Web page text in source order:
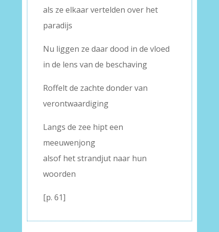
als ze elkaar vertelden over het
paradijs
Nu liggen ze daar dood in de vloed
in de lens van de beschaving
Roffelt de zachte donder van
verontwaardiging
Langs de zee hipt een
meeuwenjong
alsof het strandjut naar hun
woorden
[p. 61]